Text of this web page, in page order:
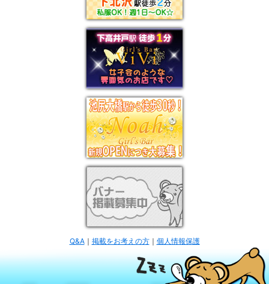
Q&A｜ 掲載をお考えの方｜ 個人情報保護